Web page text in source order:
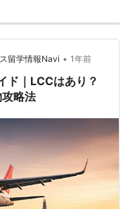
留学情報Navi • 1年前
ド｜LCCはあり？
略法